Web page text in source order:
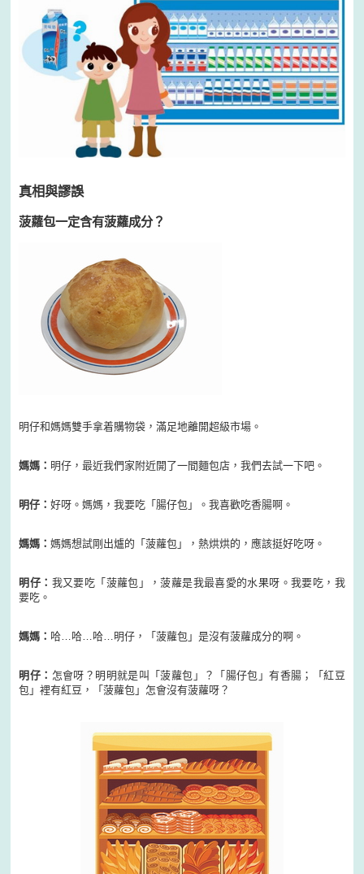
真相與謬誤
菠蘿包一定含有菠蘿成分？
明仔和媽媽雙手拿着購物袋，滿足地離開超級市場。
媽媽： 明仔，最近我們家附近開了一間麵包店，我們去試一下吧。
明仔：好呀。媽媽，我要吃「腸仔包」。我喜歡吃香腸啊。
媽媽：媽媽想試剛出爐的「菠蘿包」，熱烘烘的，應該挺好吃呀。
明仔： 我又要吃「菠蘿包」，菠蘿是我最喜愛的水果呀。我要吃，我
要吃。
媽媽： 哈…哈…哈…明仔，「菠蘿包」是沒有菠蘿成分的啊。
明仔： 怎會呀？明明就是叫「菠蘿包」？「腸仔包」有香腸；「紅豆
包」裡有紅豆，「菠蘿包」怎會沒有菠蘿呀？